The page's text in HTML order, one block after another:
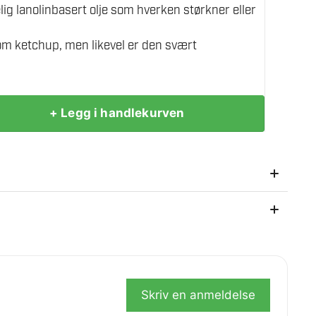
lanolinbasert olje som hverken størkner eller
ketchup, men likevel er den svært
+ Legg i handlekurven
I lukket emballasje kan middelet lagres over
Skriv en anmeldelse